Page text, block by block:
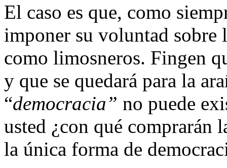
El caso es que, como
imponer su voluntad sobre
como limosneros. Fingen
y que se quedará para la
“democracia” no puede
usted ¿con qué comprarán
la única forma de